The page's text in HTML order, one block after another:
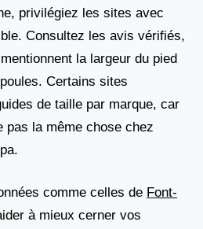
privilégiez les sites avec
Consultez les avis vérifiés,
la largeur du pied
Certains sites
de taille par marque, car
pas la même chose chez
comme celles de Font-
à mieux cerner vos